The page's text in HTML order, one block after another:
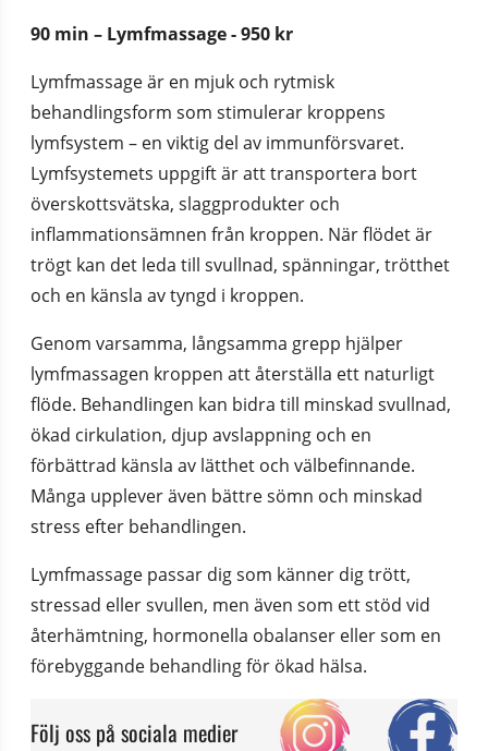
90 min – Lymfmassage - 950 kr
Lymfmassage är en mjuk och rytmisk
behandlingsform som stimulerar kroppens
lymfsystem – en viktig del av immunförsvaret.
Lymfsystemets uppgift är att transportera bort
överskottsvätska, slaggprodukter och
inflammationsämnen från kroppen. När flödet är
trögt kan det leda till svullnad, spänningar, trötthet
och en känsla av tyngd i kroppen.
Genom varsamma, långsamma grepp hjälper
lymfmassagen kroppen att återställa ett naturligt
flöde. Behandlingen kan bidra till minskad svullnad,
ökad cirkulation, djup avslappning och en
förbättrad känsla av lätthet och välbefinnande.
Många upplever även bättre sömn och minskad
stress efter behandlingen.
Lymfmassage passar dig som känner dig trött,
stressad eller svullen, men även som ett stöd vid
återhämtning, hormonella obalanser eller som en
förebyggande behandling för ökad hälsa.
Följ oss på sociala medier